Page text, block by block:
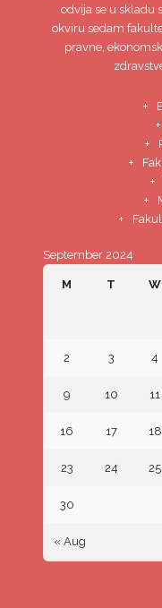
odvija se u skladu
okviru sedam
pravne,
September 2024
M T W
« Aug
2 3 4
9 10 11
16 17 18
23 24 25
30